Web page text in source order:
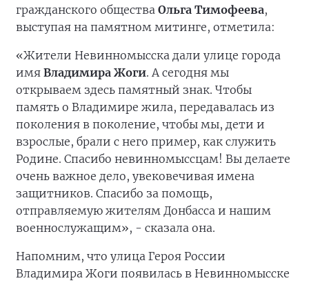
гражданского общества Ольга Тимофеева,
выступая на памятном митинге, отметила:
«Жители Невинномысска дали улице города
имя Владимира Жоги. А сегодня мы
открываем здесь памятный знак. Чтобы
память о Владимире жила, передавалась из
поколения в поколение, чтобы мы, дети и
взрослые, брали с него пример, как служить
Родине. Спасибо невинномыссцам! Вы делаете
очень важное дело, увековечивая имена
защитников. Спасибо за помощь,
отправляемую жителям Донбасса и нашим
военнослужащим», - сказала она.
Напомним, что улица Героя России
Владимира Жоги появилась в Невинномысске